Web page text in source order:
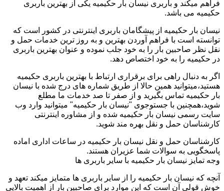
فراهم میکند و باربری نیسان بار حکیمیه یکی از بهترین باربری
حکیمیه می باشد.
نیسان بار حکیمیه از پیشگامان باربری اینترنتی در کشور است که
توانسته است با فراهم آوردن بهترین و به روز ترین خدمات حمل و
نقل نظر صاحبین بار را به خود جلب نموده و عنوان بهترین باربری
در حکیمیه را به خود اختصاص دهد.
اگر به دنبال راهی برای برقراری ارتباط با بهترین باربری حکیمیه
هستید،میتوانید همین حالا از طریق شماره های درج شده با نیسان
بار حکیمیه تماس بگیرید و از صفر تا صد خدمات ما مطلع
شوید،همچنین با جستوجوی "نیسان بار حکیمیه" میتوانید وارد وب
سایت رسمی نیسان بار حکیمیه شده و از مشاوره اینترنتی
کارشناسان حمل و نقل بهره مند شوید.
کارشناسان حمل و نقل نیسان بار حکیمیه در ساعات اداری اماده
پاسخگویی به سوالات شما عزیران هستند.
وجه تمایز نیسان بار حکیمیه با سایر باربری ها
آنچه که نیسان بار حکیمیه را از سایر باربری ها متمایز میکند تعهد و
خوش قولی آن است که این موارد برای صاحبین بار از اهمیت بالایی